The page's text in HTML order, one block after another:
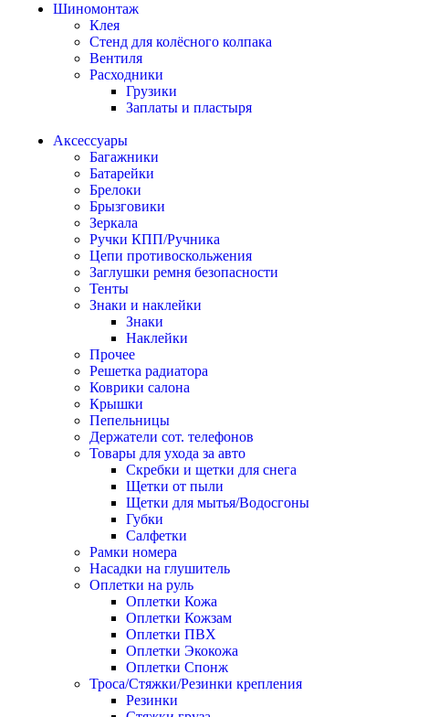
Шиномонтаж
Клея
Стенд для колёсного колпака
Вентиля
Расходники
Грузики
Заплаты и пластыря
Аксессуары
Багажники
Батарейки
Брелоки
Брызговики
Зеркала
Ручки КПП/Ручника
Цепи противоскольжения
Заглушки ремня безопасности
Тенты
Знаки и наклейки
Знаки
Наклейки
Прочее
Решетка радиатора
Коврики салона
Крышки
Пепельницы
Держатели сот. телефонов
Товары для ухода за авто
Скребки и щетки для снега
Щетки от пыли
Щетки для мытья/Водосгоны
Губки
Салфетки
Рамки номера
Насадки на глушитель
Оплетки на руль
Оплетки Кожа
Оплетки Кожзам
Оплетки ПВХ
Оплетки Экокожа
Оплетки Спонж
Троса/Стяжки/Резинки крепления
Резинки